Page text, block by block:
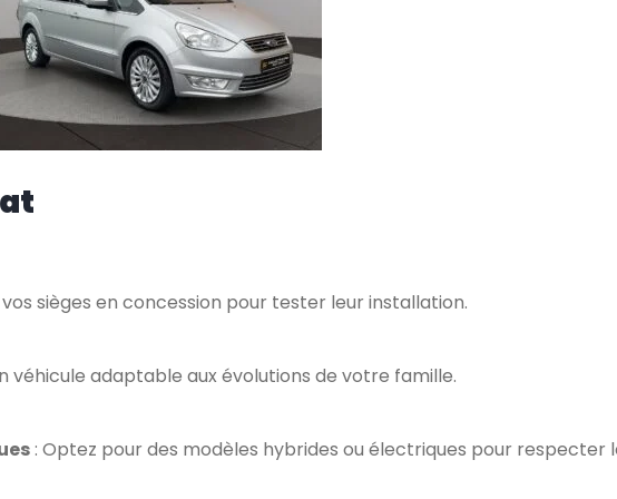
sièges en concession pour tester leur installation.
véhicule adaptable aux évolutions de votre famille.
: Optez pour des modèles hybrides ou électriques pour respecter